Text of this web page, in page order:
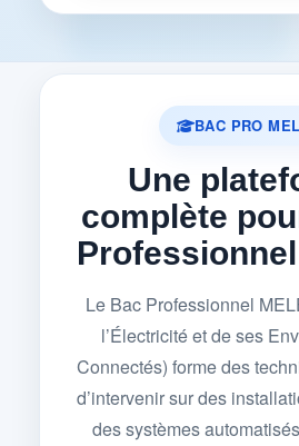
BAC PRO
Une
complète
Le Bac Professionnel
l’Électricité et de ses
Connectés) forme des
d’intervenir sur des
des systèmes